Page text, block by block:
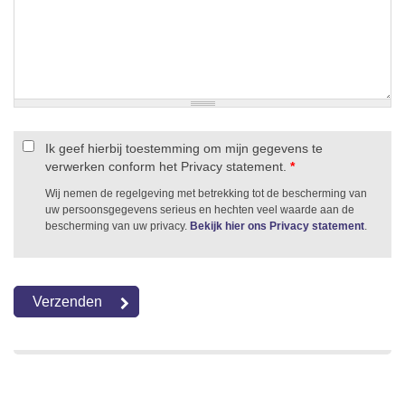
Ik geef hierbij toestemming om mijn gegevens te
verwerken conform het Privacy statement. *
Wij nemen de regelgeving met betrekking tot de bescherming van
uw persoonsgegevens serieus en hechten veel waarde aan de
bescherming van uw privacy. Bekijk hier ons Privacy statement.